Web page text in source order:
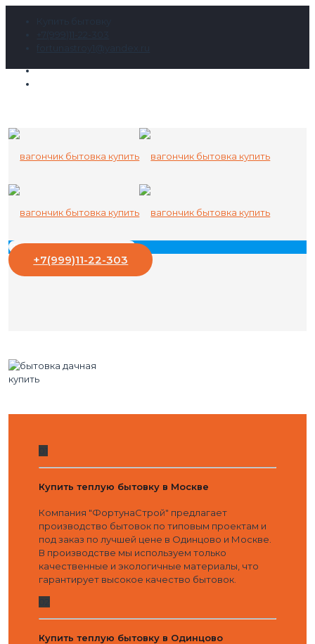
+7(999)11-22-303
Купить теплую бытовку в Москве
Компания "ФортунаСтрой" предлагает
производство бытовок по типовым проектам и
под заказ по лучшей цене в Одинцово и Москве.
В производстве мы используем только
качественные и экологичные материалы, что
гарантирует высокое качество бытовок.
Купить теплую бытовку в Одинцово